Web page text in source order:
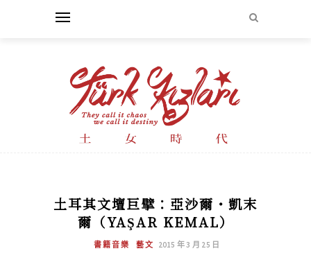
土耳其文壇巨擘：亞沙爾・凱末
爾（YAŞAR KEMAL）
書籍音樂 藝文 2015 年 3 月 25 日